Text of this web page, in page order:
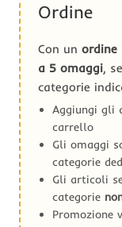
Ordine
Con un ordine
a 5 omaggi,
categorie
Aggiungi gli
carrello
Gli omaggi
categorie
Gli articoli
categorie
Promozione